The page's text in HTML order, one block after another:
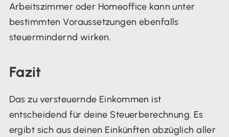
Arbeitszimmer oder Homeoffice kann unter
bestimmten Voraussetzungen ebenfalls
steuermindernd wirken.
Fazit
Das zu versteuernde Einkommen ist
entscheidend für deine Steuerberechnung. Es
ergibt sich aus deinen Einkünften abzüglich aller